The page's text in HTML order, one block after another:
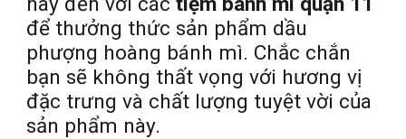
để thưởng thức sản phẩm dầu
phượng hoàng bánh mì. Chắc chắn
bạn sẽ không thất vọng với hương vị
đặc trưng và chất lượng tuyệt vời của
sản phẩm này.